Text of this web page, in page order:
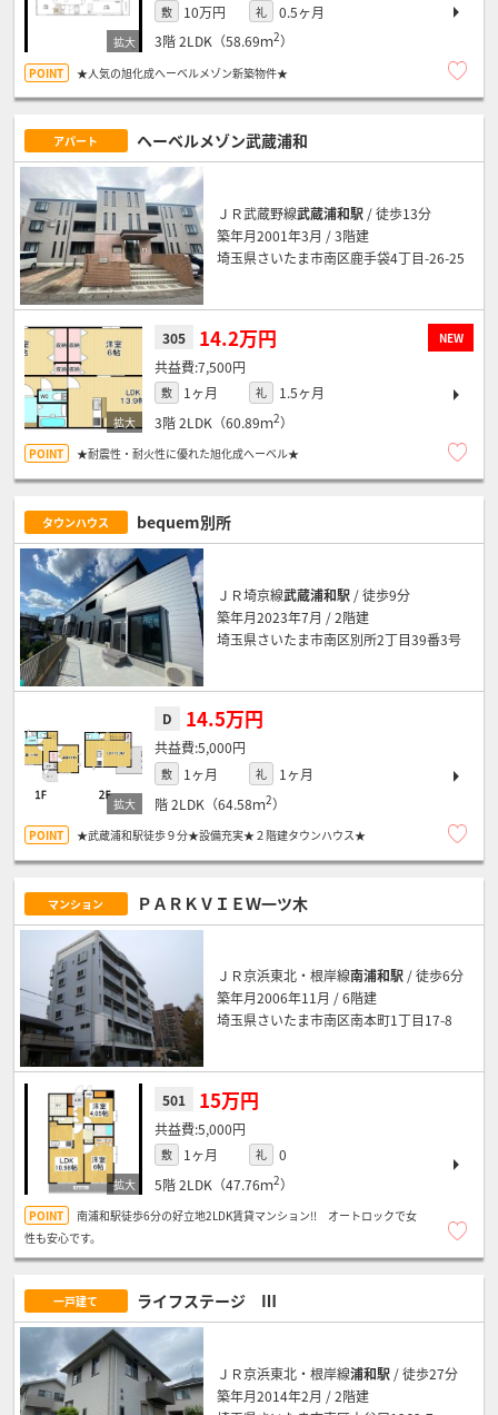
敷 10万円 礼
0.5ヶ月
3階2LDK（58.69ｍ2）
★人気の旭化成へーベルメゾン新築物件★
アパート ヘーベルメゾン武蔵浦和
ＪＲ武蔵野線武蔵浦和駅 / 徒歩13分
築年月2001年3月 / 3階建
埼玉県さいたま市南区鹿手袋4丁目-26-25
NEW
305 14.2万円
7,500円
敷 1ヶ月 礼
1.5ヶ月
3階2LDK（60.89ｍ2）
★耐震性・耐火性に優れた旭化成へーベル★
タウンハウス bequem別所
ＪＲ埼京線武蔵浦和駅 / 徒歩9分
築年月2023年7月 / 2階建
埼玉県さいたま市南区別所2丁目39番3号
D 14.5万円
5,000円
敷 1ヶ月 礼
1ヶ月
階2LDK（64.58ｍ2）
★武蔵浦和駅徒歩９分★設備充実★２階建タウンハウス★
マンション ＰＡＲＫＶＩＥＷ一ツ木
ＪＲ京浜東北・根岸線南浦和駅 / 徒歩6分
築年月2006年11月 / 6階建
埼玉県さいたま市南区南本町1丁目17-8
501 15万円
5,000円
敷 1ヶ月 礼
0
5階2LDK（47.76ｍ2）
南浦和駅徒歩6分の好立地2LDK賃貸マンション!! オートロックで女
性も安心です。
一戸建て ライフステージ Ⅲ
ＪＲ京浜東北・根岸線浦和駅 / 徒歩27分
築年月2014年2月 / 2階建